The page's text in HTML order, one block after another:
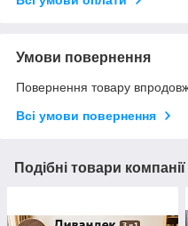
Умови повернення
Повернення товару
Всі умови повернення
Подібні товари компанії